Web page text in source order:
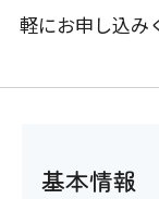
軽にお申し込み
基本情報